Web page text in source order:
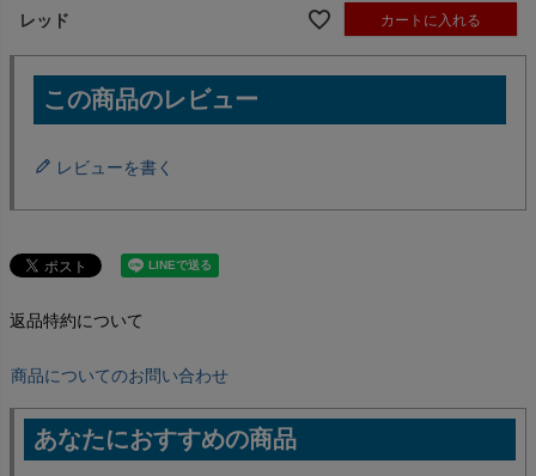
レッド カートに入れる
レビューを書く
返品特約について
商品についてのお問い合わせ
あなたにおすすめの商品